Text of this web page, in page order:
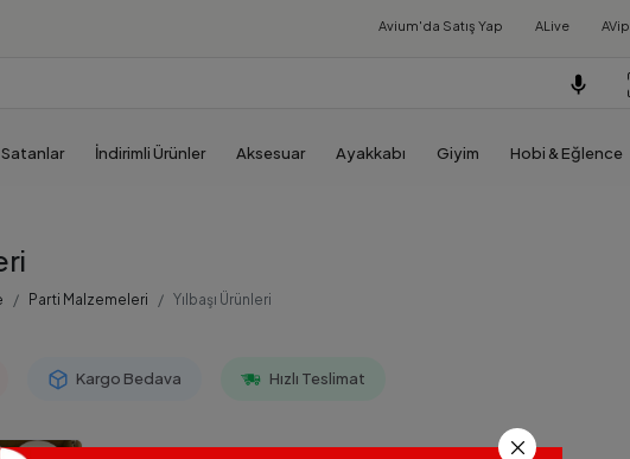
Avium'da Satış Yap ALive AVip
İndirimli Ürünler Aksesuar Ayakkabı Giyim Hobi & Eğlence
Parti Malzemeleri Yılbaşı Ürünleri
Kargo Bedava Hızlı Teslimat